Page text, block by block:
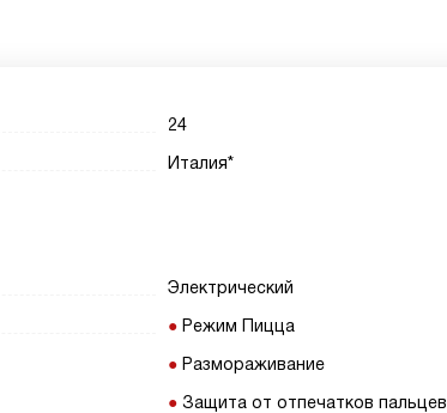
24
Италия*
Электрический
Режим Пицца
Размораживание
Защита от отпечатков пальцев